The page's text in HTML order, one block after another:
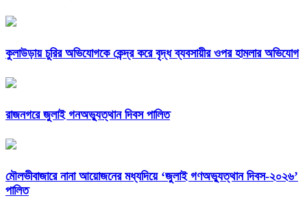
কুলাউড়ায় চুরির অভিযোগকে কেন্দ্র করে বৃদ্ধ ব্যবসায়ীর ওপর হামলার অভিযোগ
রাজনগরে জুলাই গনঅভ্যুত্থান দিবস পালিত
মৌলভীবাজারে নানা আয়োজনের মধ্যদিয়ে ‘জুলাই গণঅভ্যুত্থান দিবস-২০২৬’
পালিত